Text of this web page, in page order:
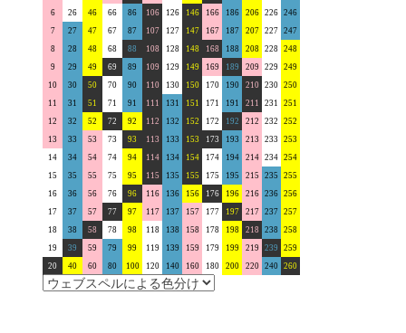
6
26 46 66 86 106 126 146 166 186 206 226 246
7
27 47 67 87 107 127 147 167 187 207 227 247
8
28 48 68 88 108 128 148 168 188 208 228
248
9
29 49 69 89 109 129 149 169 189 209 229 249
10
30 50 70 90 110 130 150 170 190 210 230 250
11
31 51 71 91 111 131 151 171 191 211 231
251
12
32 52 72 92 112 132 152 172 192 212 232
252
13
33 53 73 93 113 133 153 173 193 213 233
253
14
34 54 74 94 114 134 154 174 194 214 234 254
15
35 55 75 95 115 135 155 175 195 215 235
255
16
36 56 76 96 116 136 156 176 196 216 236 256
17
37 57 77 97 117 137 157 177 197 217 237 257
18
38 58 78 98 118 138 158 178 198 218 238
258
19
39 59 79 99 119 139 159 179 199 219 239
259
20
40 60 80 100 120 140 160 180 200 220 240 260